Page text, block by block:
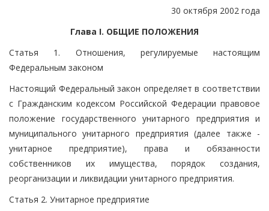
30 октября 2002 года
Глава I. ОБЩИЕ ПОЛОЖЕНИЯ
Статья 1. Отношения, регулируемые настоящим
Федеральным законом
Настоящий Федеральный закон определяет в соответствии
с Гражданским кодексом Российской Федерации правовое
положение государственного унитарного предприятия и
муниципального унитарного предприятия (далее также -
унитарное предприятие), права и обязанности
собственников их имущества, порядок создания,
реорганизации и ликвидации унитарного предприятия.
Статья 2. Унитарное предприятие